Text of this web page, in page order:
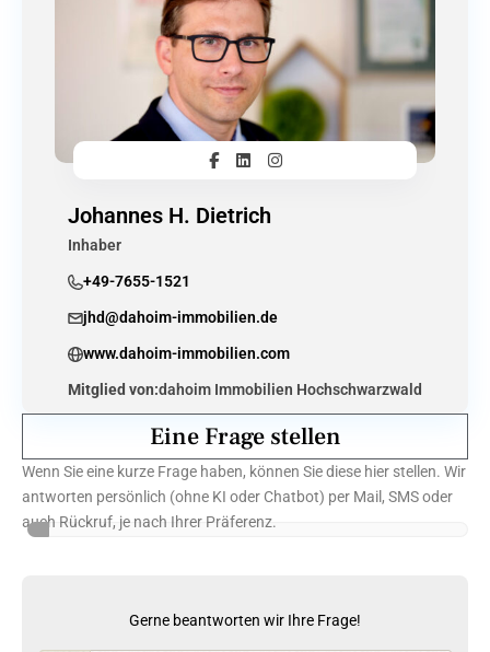
Johannes H. Dietrich
Inhaber
+49-7655-1521
jhd@dahoim-immobilien.de
www.dahoim-immobilien.com
Mitglied von:dahoim Immobilien Hochschwarzwald
Eine Frage stellen
Wenn Sie eine kurze Frage haben, können Sie diese hier stellen. Wir
antworten persönlich (ohne KI oder Chatbot) per Mail, SMS oder
auch Rückruf, je nach Ihrer Präferenz.
Gerne beantworten wir Ihre Frage!